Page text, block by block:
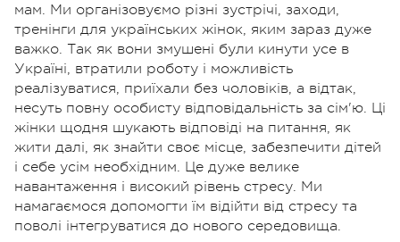
мам. Ми організовуємо різні зустрічі, заходи,
тренінги для українських жінок, яким зараз дуже
важко. Так як вони змушені були кинути усе в
Україні, втратили роботу і можливість
реалізуватися, приїхали без чоловіків, а відтак,
несуть повну особисту відповідальність за сім'ю. Ці
жінки щодня шукають відповіді на питання, як
жити далі, як знайти своє місце, забезпечити дітей
і себе усім необхідним. Це дуже велике
навантаження і високий рівень стресу. Ми
намагаємося допомогти їм відійти від стресу та
поволі інтегруватися до нового середовища.